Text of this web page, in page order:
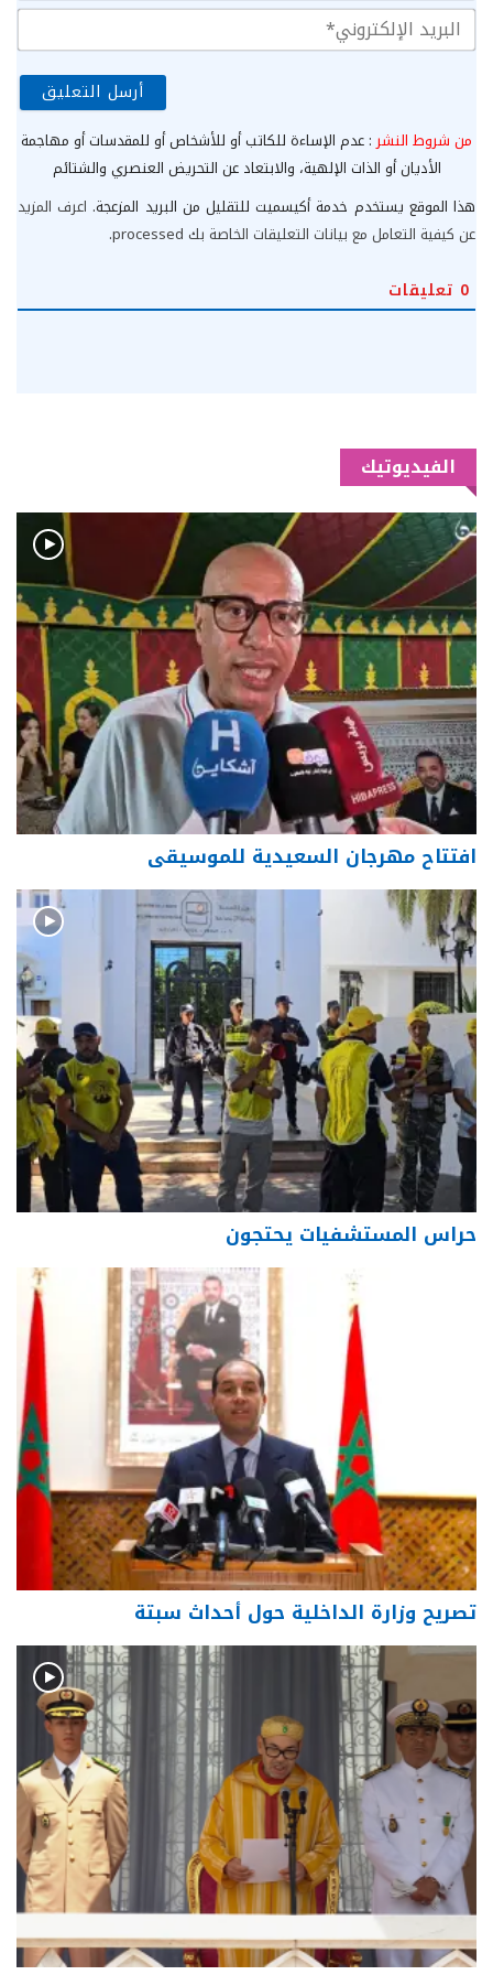
من شروط النشر: عدم الإساءة للكاتب أو للأشخاص أو للمقدسات أو مهاجمة
الأديان أو الذات الإلهية، والابتعاد عن التحريض العنصري والشتائم
هذا الموقع يستخدم خدمة أكيسميت للتقليل من البريد المزعجة. اعرف المزيد
عن كيفية التعامل مع بيانات التعليقات الخاصة بك processed
.
0 تعليقات
الفيديوتيك
افتتاح مهرجان السعيدية للموسيقى
حراس المستشفيات يحتجون
تصريح وزارة الداخلية حول أحداث سبتة